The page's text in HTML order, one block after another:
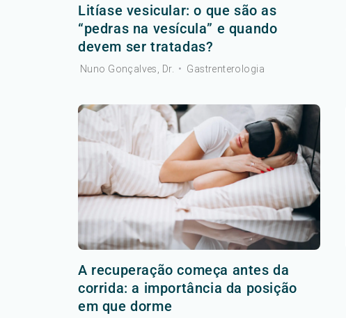
Litíase vesicular: o que são as
“pedras na vesícula” e quando
devem ser tratadas?
Nuno Gonçalves, Dr. • Gastrenterologia
A recuperação começa antes da
corrida: a importância da posição
em que dorme